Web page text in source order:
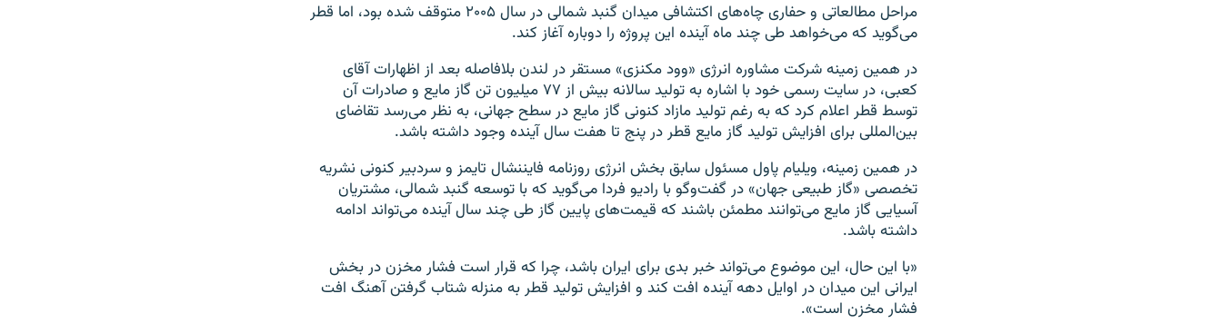
مراحل مطالعاتی و حفاری چاه‌های اکتشافی میدان گنبد شمالی در سال ۲۰۰۵ متوقف شده بود، اما قطر
می‌گوید که می‌خواهد طی چند ماه آینده این پروژه را دوباره آغاز کند.
در همین زمینه شرکت مشاوره انرژی «وود مکنزی» مستقر در لندن بلافاصله بعد از اظهارات آقای
کعبی، در سایت رسمی خود با اشاره به تولید سالانه بیش از ۷۷ میلیون تن گاز مایع و صادرات آن
توسط قطر اعلام کرد که به رغم تولید مازاد کنونی گاز مایع در سطح جهانی، به نظر می‌رسد تقاضای
بین‌المللی برای افزایش تولید گاز مایع قطر در پنج تا هفت سال آینده وجود داشته باشد.
در همین زمینه، ویلیام پاول مسئول سابق بخش انرژی روزنامه فایننشال تایمز و سردبیر کنونی نشریه
تخصصی «گاز طبیعی جهان» در گفت‌وگو با رادیو فردا می‌گوید که با توسعه گنبد شمالی، مشتریان
آسیایی گاز مایع می‌توانند مطمئن باشند که قیمت‌های پایین گاز طی چند سال آینده می‌تواند ادامه
داشته باشد.
«با این حال، این موضوع می‌تواند خبر بدی برای ایران باشد، چرا که قرار است فشار مخزن در بخش
ایرانی این میدان در اوایل دهه آینده افت کند و افزایش تولید قطر به منزله شتاب گرفتن آهنگ افت
فشار مخزن است».